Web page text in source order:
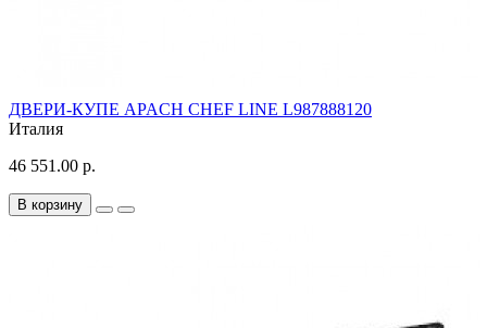
ДВЕРИ-КУПЕ APACH CHEF LINE L987888120
Италия
46 551.00 р.
В корзину